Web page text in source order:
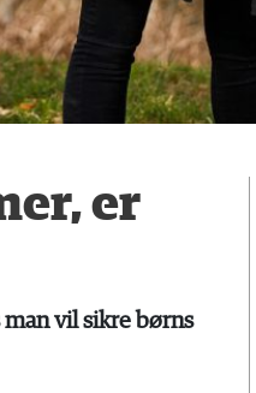
er
vil sikre børns